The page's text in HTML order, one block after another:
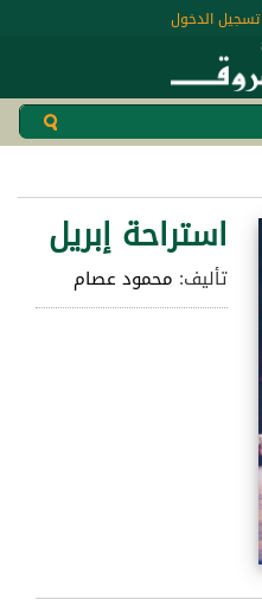
تسجيل الدخول
استراحة إبريل
تأليف: محمود عصام